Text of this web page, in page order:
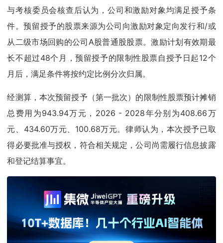
与考核委员会核查后认为，公司和激励对象均满足授予条
件。预留授予的股票来源为公司向激励对象定向发行和/或
从二级市场回购的公司A股普通股股票。激励计划有效期最
长不超过48个月，预留授予的限制性股票自授予日起12个
月后，满足条件将按约定比例分次归属。
经测算，本次预留授予（第一批次）的限制性股票预计摊销
总费用为943.94万元，2026 - 2028年分别为408.66万
元、434.60万元、100.68万元。律师认为，本次授予已取
得必要批准与授权，符合相关规定，公司尚需履行信息披露
和登记结算事宜。